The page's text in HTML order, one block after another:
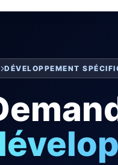
DÉVELOPPEMENT